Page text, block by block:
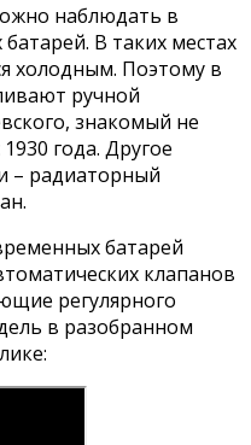
наблюдать в
В таких местах
холодным. Поэтому в
ручной
знакомый не
года. Другое
– радиаторный
батарей
клапанов
регулярного
в разобранном